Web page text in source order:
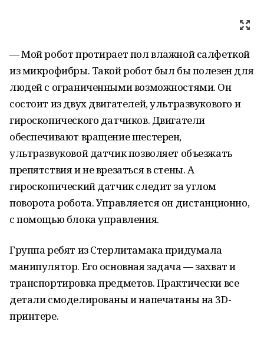
— Мой робот протирает пол влажной салфеткой
из микрофибры. Такой робот был бы полезен для
людей с ограниченными возможностями. Он
состоит из двух двигателей, ультразвукового и
гироскопического датчиков. Двигатели
обеспечивают вращение шестерен,
ультразвуковой датчик позволяет объезжать
препятствия и не врезаться в стены. А
гироскопический датчик следит за углом
поворота робота. Управляется он дистанционно,
с помощью блока управления.
Группа ребят из Стерлитамака придумала
манипулятор. Его основная задача — захват и
транспортировка предметов. Практически все
детали смоделированы и напечатаны на 3D-
принтере.